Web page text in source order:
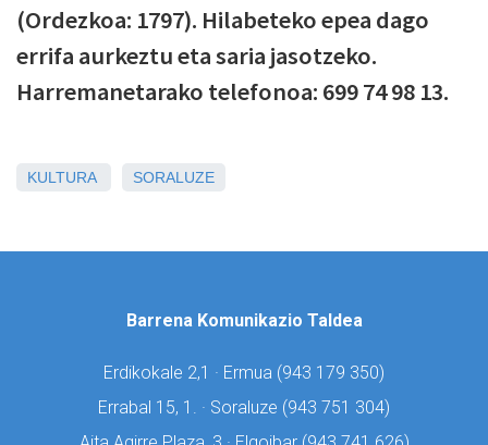
(Ordezkoa: 1797). Hilabeteko epea dago
errifa aurkeztu eta saria jasotzeko.
Harremanetarako telefonoa: 699 74 98 13.
KULTURA SORALUZE
Barrena Komunikazio Taldea
Erdikokale 2,1 · Ermua (943 179 350)
Errabal 15, 1. · Soraluze (943 751 304)